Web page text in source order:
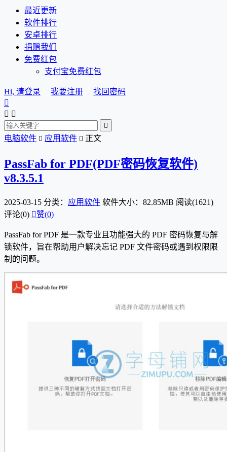
最近更新
软件排行
安卓排行
捐赠我们
免费红包
支付宝免费红包
Hi, 请登录 我要注册
找回密码

 

电脑软件  应用软件  正文
PassFab for PDF(PDF密码恢复软件)
v8.3.5.1
2025-03-15 分类： 应用软件 软件大小：82.85MB 阅读(1621)
评论(0) 赞(0)
PassFab for PDF 是一款专业且功能强大的 PDF 密码恢复与解
锁软件，旨在帮助用户解决忘记 PDF 文件密码或遇到权限限
制的问题。